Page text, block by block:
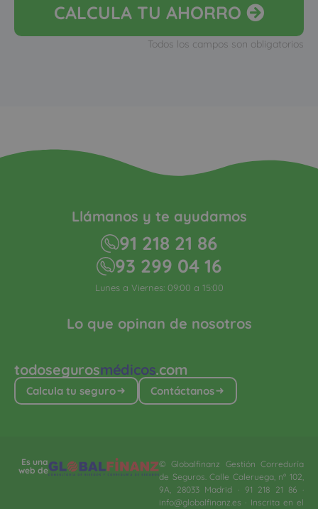
CALCULA TU AHORRO
Todos los campos son obligatorios
todosegurosmédicos.com
Calcula tu seguro Contáctanos
Lo que opinan de nosotros
Llámanos y te ayudamos
91 218 21 86
93 299 04 16
Lunes a Viernes: 09:00 a 15:00
Es una
web de
© Globalfinanz Gestión Correduría
de Seguros. Calle Caleruega, nº 102,
9A, 28033 Madrid · 91 218 21 86 ·
info@globalfinanz.es · Inscrita en el